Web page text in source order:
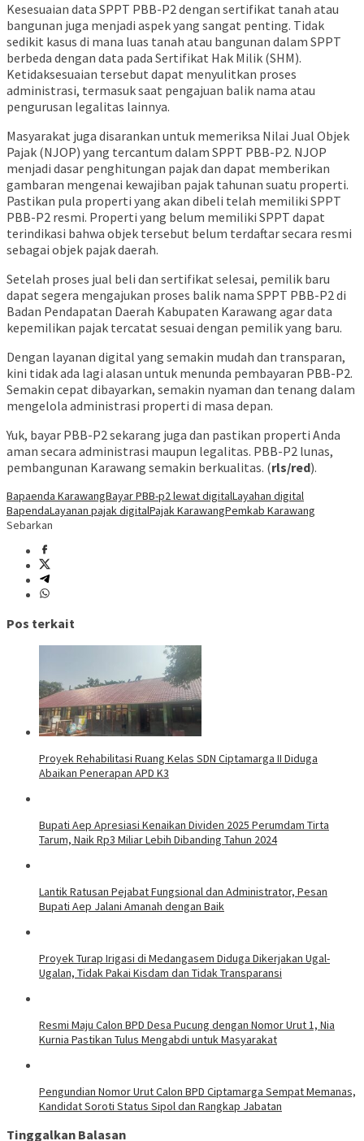
Kesesuaian data SPPT PBB-P2 dengan sertifikat tanah atau
bangunan juga menjadi aspek yang sangat penting. Tidak
sedikit kasus di mana luas tanah atau bangunan dalam SPPT
berbeda dengan data pada Sertifikat Hak Milik (SHM).
Ketidaksesuaian tersebut dapat menyulitkan proses
administrasi, termasuk saat pengajuan balik nama atau
pengurusan legalitas lainnya.
Masyarakat juga disarankan untuk memeriksa Nilai Jual Objek
Pajak (NJOP) yang tercantum dalam SPPT PBB-P2. NJOP
menjadi dasar penghitungan pajak dan dapat memberikan
gambaran mengenai kewajiban pajak tahunan suatu properti.
Pastikan pula properti yang akan dibeli telah memiliki SPPT
PBB-P2 resmi. Properti yang belum memiliki SPPT dapat
terindikasi bahwa objek tersebut belum terdaftar secara resmi
sebagai objek pajak daerah.
Setelah proses jual beli dan sertifikat selesai, pemilik baru
dapat segera mengajukan proses balik nama SPPT PBB-P2 di
Badan Pendapatan Daerah Kabupaten Karawang agar data
kepemilikan pajak tercatat sesuai dengan pemilik yang baru.
Dengan layanan digital yang semakin mudah dan transparan,
kini tidak ada lagi alasan untuk menunda pembayaran PBB-P2.
Semakin cepat dibayarkan, semakin nyaman dan tenang dalam
mengelola administrasi properti di masa depan.
Yuk, bayar PBB-P2 sekarang juga dan pastikan properti Anda
aman secara administrasi maupun legalitas. PBB-P2 lunas,
pembangunan Karawang semakin berkualitas. (rls/red).
Bapaenda KarawangBayar PBB-p2 lewat digitalLayahan digital
BapendaLayanan pajak digitalPajak KarawangPemkab Karawang
Sebarkan
Pos terkait
Proyek Rehabilitasi Ruang Kelas SDN Ciptamarga II Diduga
Abaikan Penerapan APD K3
Bupati Aep Apresiasi Kenaikan Dividen 2025 Perumdam Tirta
Tarum, Naik Rp3 Miliar Lebih Dibanding Tahun 2024
Lantik Ratusan Pejabat Fungsional dan Administrator, Pesan
Bupati Aep Jalani Amanah dengan Baik
Proyek Turap Irigasi di Medangasem Diduga Dikerjakan Ugal-
Ugalan, Tidak Pakai Kisdam dan Tidak Transparansi
Resmi Maju Calon BPD Desa Pucung dengan Nomor Urut 1, Nia
Kurnia Pastikan Tulus Mengabdi untuk Masyarakat
Pengundian Nomor Urut Calon BPD Ciptamarga Sempat Memanas,
Kandidat Soroti Status Sipol dan Rangkap Jabatan
Tinggalkan Balasan